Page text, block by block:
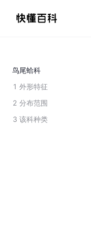
鸟尾蛤科
1 外形特征
2 分布范围
3 该科种类